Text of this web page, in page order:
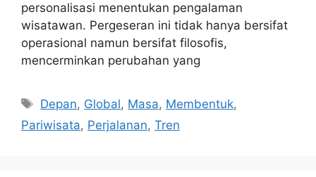
personalisasi menentukan pengalaman
wisatawan. Pergeseran ini tidak hanya bersifat
operasional namun bersifat filosofis,
mencerminkan perubahan yang
Tags
Depan, Global, Masa, Membentuk,
Pariwisata, Perjalanan, Tren